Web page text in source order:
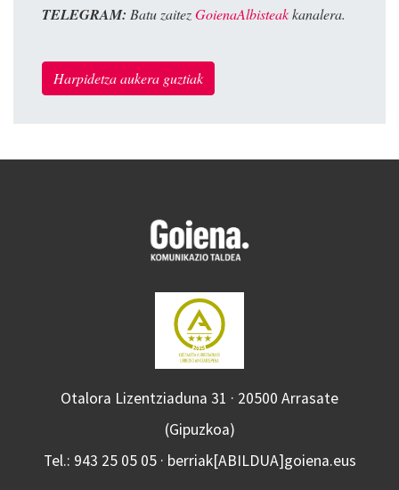
TELEGRAM: Batu zaitezGoienaAlbisteakkanalera.
Harpidetza aukera guztiak
Otalora Lizentziaduna 31 · 20500 Arrasate
(Gipuzkoa)
Tel.: 943 25 05 05 · berriak[ABILDUA]goiena.eus